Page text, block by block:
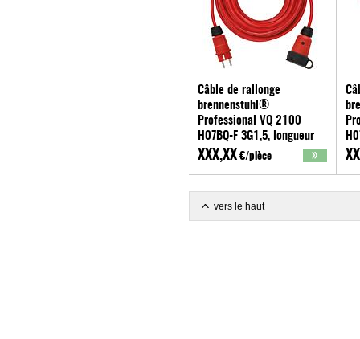
Câble de rallonge
brennenstuhl®
Professional VQ 2100
H07BQ-F 3G1,5, longueur
(m) : 25
XXX,XX €/pièce
vers le haut